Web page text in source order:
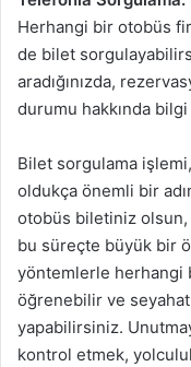
Herhangi bir otobüs
de bilet
aradığınızda,
durumu hakkında
Bilet sorgulama
oldukça önemli bir
otobüs biletiniz
bu süreçte büyük bir
yöntemlerle herhangi
öğrenebilir ve seyahat
yapabilirsiniz.
kontrol etmek,